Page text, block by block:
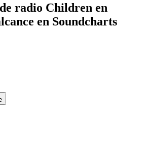
radio Children en
en Soundcharts